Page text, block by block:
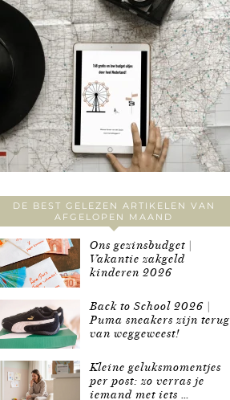
DE BEST GELEZEN ARTIKELEN VAN
AFGELOPEN MAAND
Ons gezinsbudget |
Vakantie zakgeld
kinderen 2026
Back to School 2026 |
Puma sneakers zijn terug
van weggeweest!
Kleine geluksmomentjes
per post: zo verras je
iemand met iets …